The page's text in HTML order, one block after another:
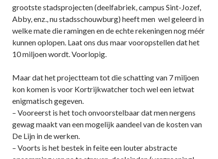
grootste stadsprojecten (deelfabriek, campus Sint-Jozef,
Abby, enz., nu stadsschouwburg) heeft men wel geleerd in
welke mate die ramingen en de echte rekeningen nog méér
kunnen oplopen. Laat ons dus maar vooropstellen dat het
10 miljoen wordt. Voorlopig.
Maar dat het projectteam tot die schatting van 7 miljoen
kon komen is voor Kortrijkwatcher toch wel een ietwat
enigmatisch gegeven.
– Vooreerst is het toch onvoorstelbaar dat men nergens
gewag maakt van een mogelijk aandeel van de kosten van
De Lijn in de werken.
– Voorts is het bestek in feite een louter abstracte